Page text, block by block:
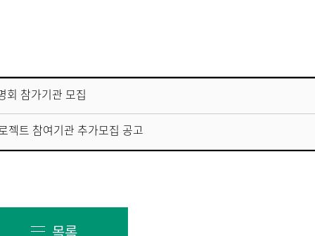
회 참가기관 모집
젝트 참여기관 추가모집 공고
목록